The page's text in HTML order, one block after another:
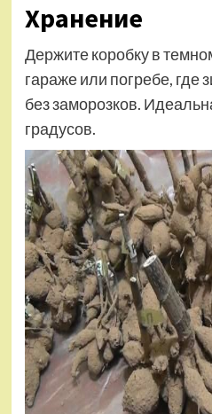
Хранение
Держите коробку в
гараже или погребе, где
без заморозков.
градусов.